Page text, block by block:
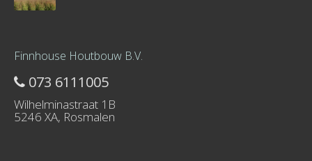
Finnhouse Houtbouw B.V.
073 6111005
Wilhelminastraat 1B
5246 XA, Rosmalen